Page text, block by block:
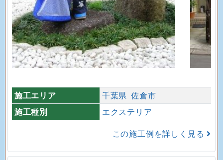
施工エリア 千葉県 佐倉市
施工種別
エクステリア
この施工例を詳しく見る